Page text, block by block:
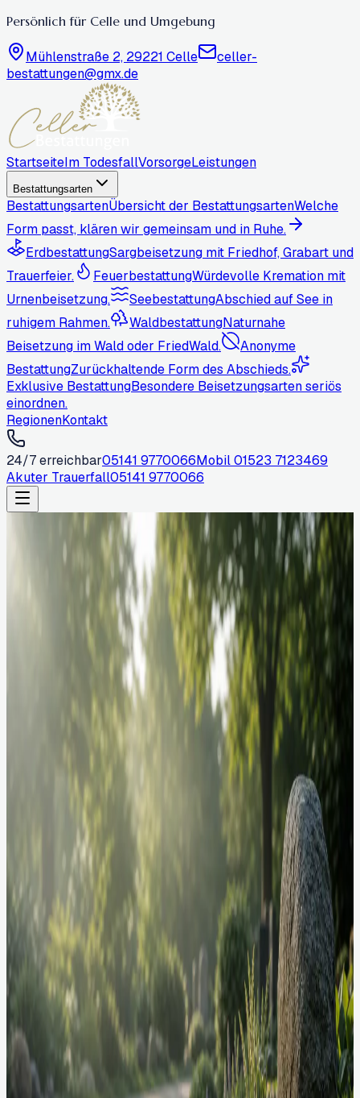
Persönlich für Celle und Umgebung
Mühlenstraße 2, 29221 Celle
celler-
bestattungen@gmx.de
StartseiteIm TodesfallVorsorgeLeistungen
Bestattungsarten
BestattungsartenÜbersicht der BestattungsartenWelche
Form passt, klären wir gemeinsam und in Ruhe.
ErdbestattungSargbeisetzung mit Friedhof, Grabart und
Trauerfeier.
FeuerbestattungWürdevolle Kremation mit
Urnenbeisetzung.
SeebestattungAbschied auf See in
ruhigem Rahmen.
WaldbestattungNaturnahe
Beisetzung im Wald oder FriedWald.
Anonyme
BestattungZurückhaltende Form des Abschieds.
Exklusive BestattungBesondere Beisetzungsarten seriös
einordnen.
RegionenKontakt
24/7 erreichbar05141 9770066Mobil01523 7123469
Akuter Trauerfall05141 9770066